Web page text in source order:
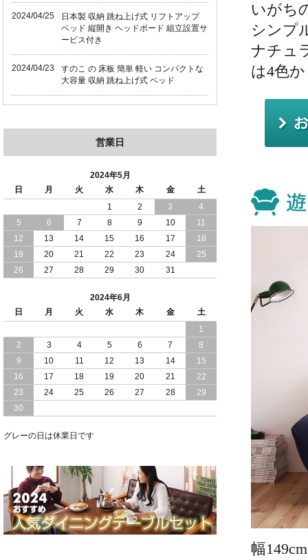
いがち
シンプ
ナチュ
は4色
幅
2024/04/25
日本製 収納 跳ね上げ式 リフトアップ
ベッド 縦開き ヘッドボード 組立設置サ
ービス付き
2024/04/23
すのこ の 床板 簡単 軽い コンパクトな
大容量 収納 跳ね上げ式 ベッド
2024/03/28
収納 付き 大容量 チェスト ベッド 日本
製 ヘッドボードなし
2024/02/23
畳 の 床面 で 敷き布団 で 寝られる 引き
出し 収納庫 付 大容量 チェスト ベッド
日本製
2024/02/13
床 畳仕様 で 敷き布団 が 使える 引き出
し 収納庫 付き チェスト ベッド 日本製
おすすめ 引出し 収納 付 シンプル ＆ ス
タイリッシュ 国産 日本製 チェスト ベ
2024/02/02
日本製 引出し 収納 と 棚 コンセント が
付いた シンプル デザイン チェスト ベ
ッド
2024/01/24
チェスト ベッド
営業日
2024年5月
日
月 火 水 木 金
土
1
2 3
4
5
6 7 8 9 10
11
12
13 14 15 16 17
18
19
20 21 22 23 24
25
26
27 28 29 30 31
2024年6月
日
月 火 水 木 金
土
1
2
3 4 5 6 7
8
9
10 11 12 13 14
15
16
17 18 19 20 21
22
23
24 25 26 27 28
29
30
グレーの日は休業日です